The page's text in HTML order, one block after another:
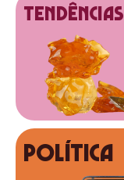
tendências
Política